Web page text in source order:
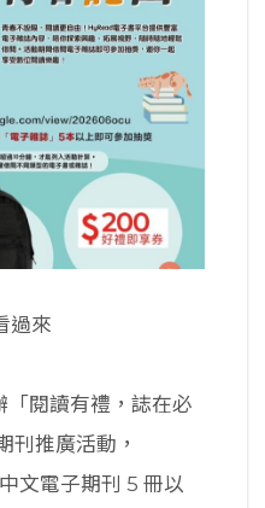
過來
閱讀有禮，誌在必
刊推廣活動，
文電子期刊 5 冊以